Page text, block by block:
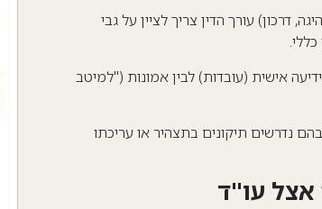
דרכון) עורך הדין צריך לציין על גבי
אישית (עובדות) לבין אמונות ("למיטב
נדרשים תיקונים בתצהיר או עריכתו
אצל עו"ד